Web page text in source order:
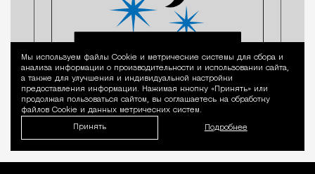
Уведомление
Мы используем файлы Сookie и метрические системы для сбора и
анализа информации о производительности и использовании сайта,
а также для улучшения и индивидуальной настройки
предоставления информации. Нажимая кнопку «Принять» или
продолжая пользоваться сайтом, вы соглашаетесь на обработку
файлов Cookie и данных метрических систем.
Принять Подробнее